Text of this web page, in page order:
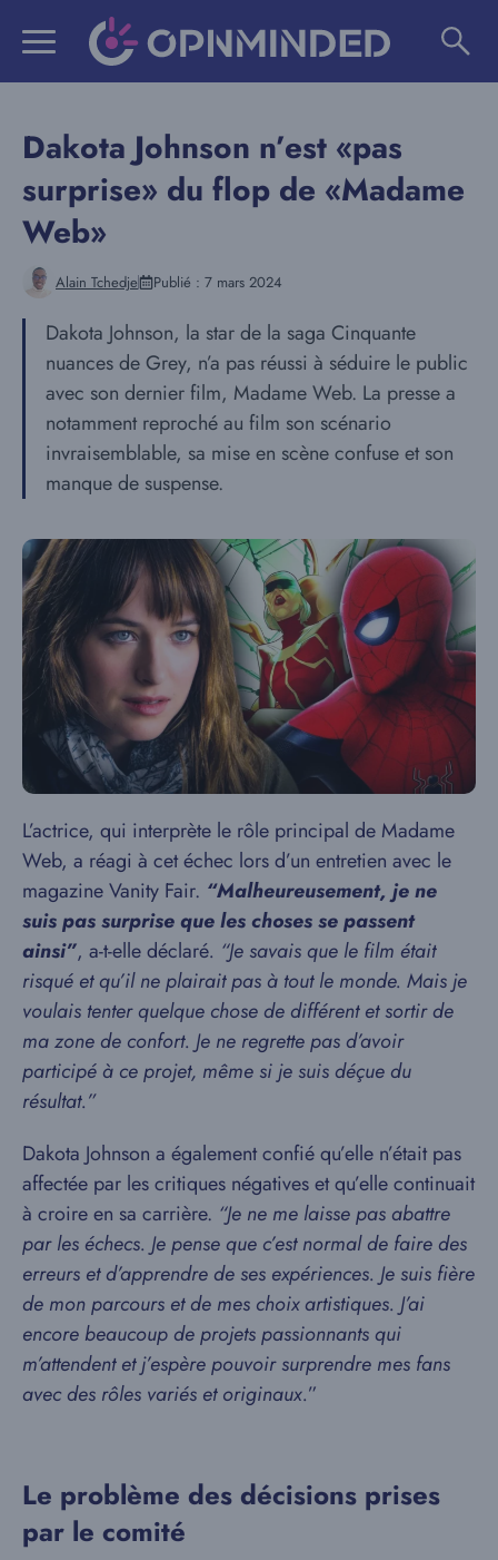
Dakota Johnson n’est «pas
surprise» du flop de «Madame
Web»
Alain Tchedje Publié : 7 mars 2024
Dakota Johnson, la star de la saga Cinquante
nuances de Grey, n’a pas réussi à séduire le public
avec son dernier film, Madame Web. La presse a
notamment reproché au film son scénario
invraisemblable, sa mise en scène confuse et son
manque de suspense.
L’actrice, qui interprète le rôle principal de Madame
Web, a réagi à cet échec lors d’un entretien avec le
magazine Vanity Fair. “Malheureusement, je ne
suis pas surprise que les choses se passent
ainsi”, a-t-elle déclaré. “Je savais que le film était
risqué et qu’il ne plairait pas à tout le monde. Mais je
voulais tenter quelque chose de différent et sortir de
ma zone de confort. Je ne regrette pas d’avoir
participé à ce projet, même si je suis déçue du
résultat.”
Dakota Johnson a également confié qu’elle n’était pas
affectée par les critiques négatives et qu’elle continuait
à croire en sa carrière. “Je ne me laisse pas abattre
par les échecs. Je pense que c’est normal de faire des
erreurs et d’apprendre de ses expériences. Je suis fière
de mon parcours et de mes choix artistiques. J’ai
encore beaucoup de projets passionnants qui
m’attendent et j’espère pouvoir surprendre mes fans
avec des rôles variés et originaux.”
Le problème des décisions prises
par le comité